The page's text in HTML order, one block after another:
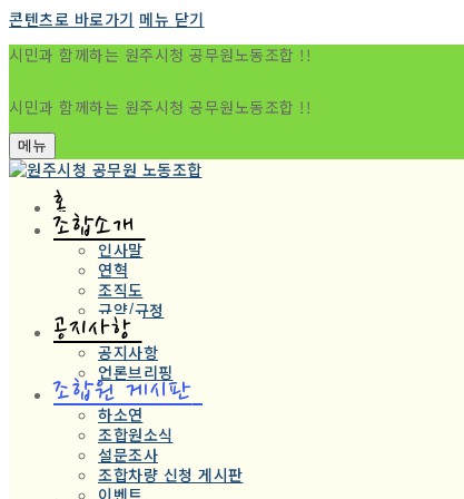
콘텐츠로 바로가기 메뉴 닫기
시민과 함께하는 원주시청 공무원노동조합 !!
시민과 함께하는 원주시청 공무원노동조합 !!
메뉴
홈
조합소개
인사말
연혁
조직도
규약/규정
공지사항
공지사항
언론브리핑
조합원 게시판
하소연
조합원소식
설문조사
조합차량 신청 게시판
이벤트